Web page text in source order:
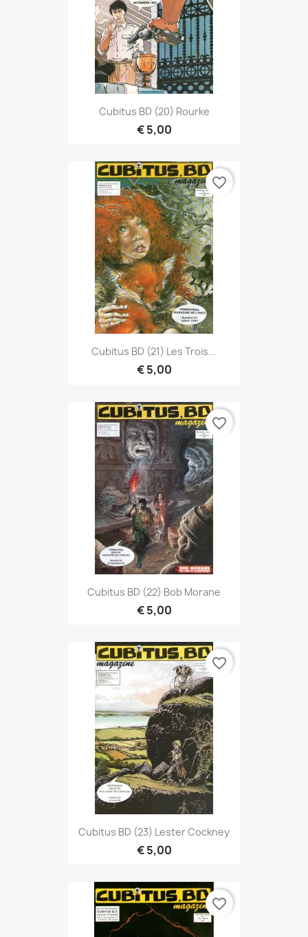
Cubitus BD (20) Rourke
€ 5,00
Cubitus BD (21) Les Trois...
€ 5,00
favorite_border
Cubitus BD (22) Bob Morane
€ 5,00
favorite_border
Cubitus BD (23) Lester Cockney
€ 5,00
favorite_border
favorite_border